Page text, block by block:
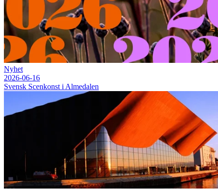
Nyhet
2026-06-16
Svensk Scenkonst i Almedalen